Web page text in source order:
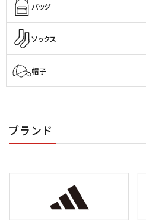
バッグ
ソックス
帽子
ブランド